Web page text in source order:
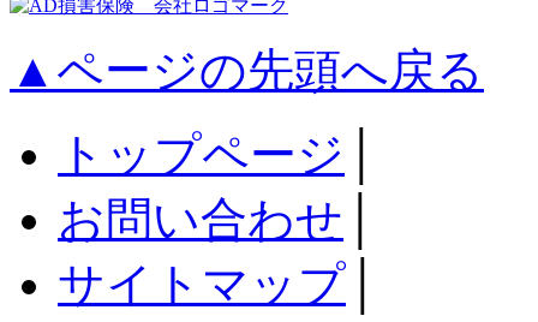
▲ページの先頭へ戻る
トップページ
お問い合わせ
サイトマップ